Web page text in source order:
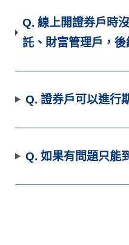
Q. 線上開證券戶時
託、財富管理戶，
Q. 證券戶可以進行
Q. 如果有問題只能